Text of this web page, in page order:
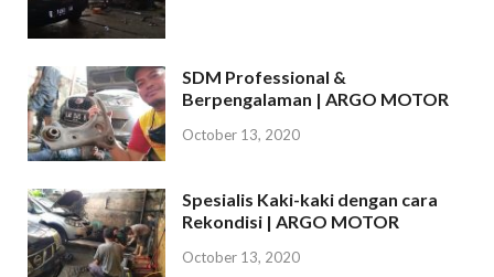
SDM Professional &
Berpengalaman | ARGO MOTOR
October 13, 2020
Spesialis Kaki-kaki dengan cara
Rekondisi | ARGO MOTOR
October 13, 2020